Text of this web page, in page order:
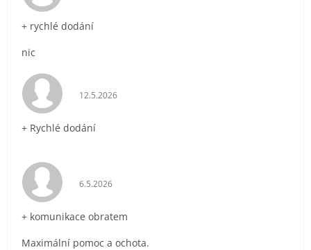
+ rychlé dodání
nic
Hodnocení obchodu je 5 z 5 hvězdiček.
12.5.2026
+ Rychlé dodání
Hodnocení obchodu je 5 z 5 hvězdiček.
6.5.2026
+ komunikace obratem
Maximální pomoc a ochota.